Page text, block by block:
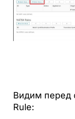
Видим перед
Rule: